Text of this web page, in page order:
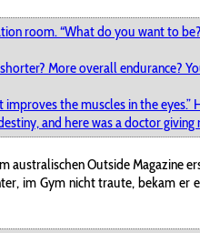
room. “What do you want to
More overall endurance?
the muscles in the eyes.”
and here was a doctor
australischen Outside Magazine
im Gym nicht traute, bekam